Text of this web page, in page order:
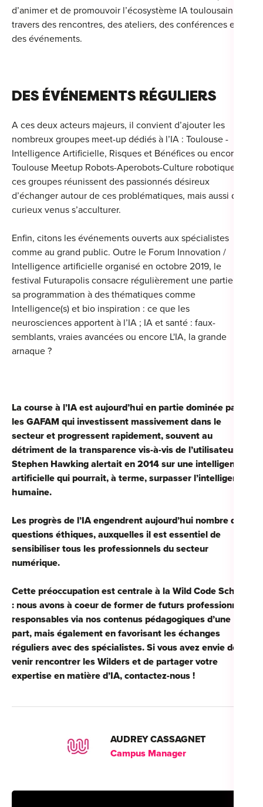
d’animer et de promouvoir l’écosystème IA toulousain à
travers des rencontres, des ateliers, des conférences et
des événements.
DES ÉVÉNEMENTS RÉGULIERS
A ces deux acteurs majeurs, il convient d’ajouter les
nombreux groupes meet-up dédiés à l’IA : Toulouse -
Intelligence Artificielle, Risques et Bénéfices ou encore
Toulouse Meetup Robots-Aperobots-Culture robotique,
ces groupes réunissent des passionnés désireux
d’échanger autour de ces problématiques, mais aussi des
curieux venus s’acculturer.
Enfin, citons les événements ouverts aux spécialistes
comme au grand public. Outre le Forum Innovation /
Intelligence artificielle organisé en octobre 2019, le
festival Futurapolis consacre régulièrement une partie de
sa programmation à des thématiques comme
Intelligence(s) et bio inspiration : ce que les
neurosciences apportent à l’IA ; IA et santé : faux-
semblants, vraies avancées ou encore L'IA, la grande
arnaque ?
La course à l’IA est aujourd’hui en partie dominée par
les GAFAM qui investissent massivement dans le
secteur et progressent rapidement, souvent au
détriment de la transparence vis-à-vis de l’utilisateur.
Stephen Hawking alertait en 2014 sur une intelligence
artificielle qui pourrait, à terme, surpasser l’intelligence
humaine.
Les progrès de l’IA engendrent aujourd’hui nombre de
questions éthiques, auxquelles il est essentiel de
sensibiliser tous les professionnels du secteur
numérique.
Cette préoccupation est centrale à la Wild Code School
: nous avons à coeur de former de futurs professionnels
responsables via nos contenus pédagogiques d’une
part, mais également en favorisant les échanges
réguliers avec des spécialistes. Si vous avez envie de
venir rencontrer les Wilders et de partager votre
expertise en matière d’IA, contactez-nous !
AUDREY CASSAGNET
Campus Manager